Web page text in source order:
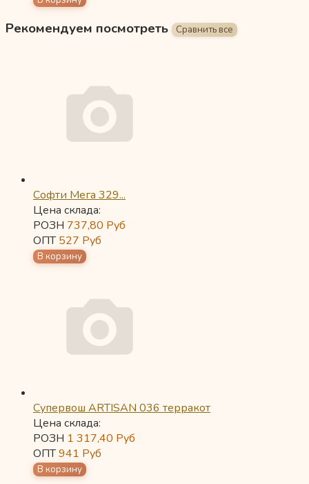
Рекомендуем посмотреть
Софти Мега 329...
Цена склада:
РОЗН 737,80 Руб
ОПТ527 Руб
Супервош ARTISAN 036 терракот
Цена склада:
РОЗН 1 317,40 Руб
ОПТ941 Руб